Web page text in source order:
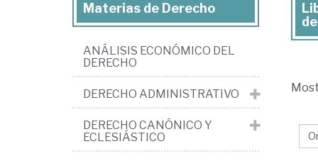
de
>
y
Materias de Derecho
ANÁLISIS ECONÓMICO DEL
DERECHO
DERECHO ADMINISTRATIVO
DERECHO CANÓNICO Y
ECLESIÁSTICO